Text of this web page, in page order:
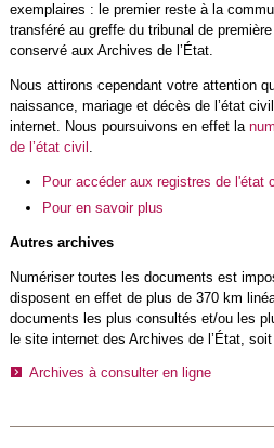
exemplaires : le premier reste à la
transféré au greffe du tribunal de
conservé aux Archives de l’État.
Nous attirons cependant votre attention
naissance, mariage et décès de l’état
internet. Nous poursuivons en effet la
de l’état civil .
Pour accéder aux registres de l'état
Pour en savoir plus
Autres archives
Numériser toutes les documents est
disposent en effet de plus de 370 km
documents les plus consultés et/ou les
le site internet des Archives de l’État,
Archives à consulter en ligne